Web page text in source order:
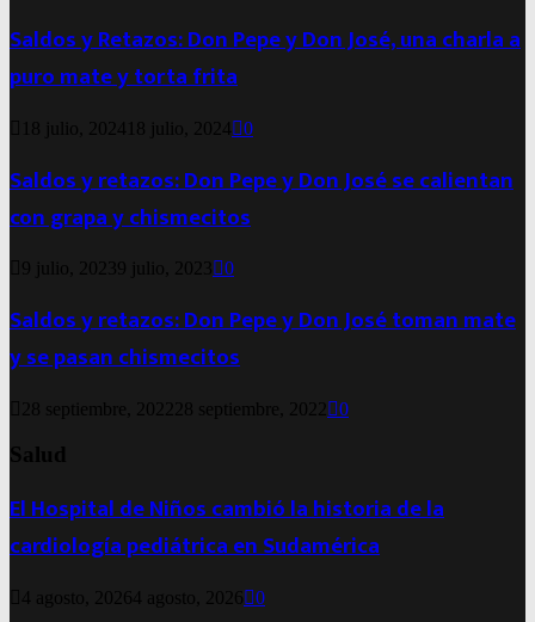
Saldos y Retazos: Don Pepe y Don José, una charla a
puro mate y torta frita
18 julio, 2024 18 julio, 2024 0
Saldos y retazos: Don Pepe y Don José se calientan
con grapa y chismecitos
9 julio, 20239 julio, 2023 0
Saldos y retazos: Don Pepe y Don José toman mate
y se pasan chismecitos
28 septiembre, 2022 28 septiembre, 2022 0
Salud
El Hospital de Niños cambió la historia de la
cardiología pediátrica en Sudamérica
4 agosto, 20264 agosto, 2026 0